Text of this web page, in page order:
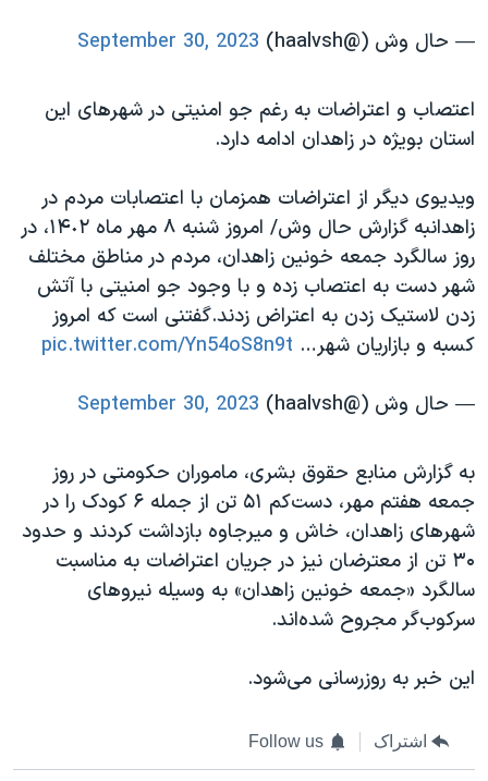
— حال وش (@haalvsh)
September 30, 2023
اعتصاب و اعتراضات به رغم جو امنیتی در شهرهای این
استان بویژه در زاهدان ادامه دارد.
ویدیوی دیگر از اعتراضات همزمان با اعتصابات مردم در
زاهدانبه گزارش حال وش/ امروز شنبه ٨ مهر ماه ١۴٠٢، در
روز سالگرد جمعه خونین زاهدان، مردم در مناطق مختلف
شهر دست به اعتصاب زده و با وجود جو امنیتی با آتش
زدن لاستیک زدن به اعتراض زدند.گفتنی است که امروز
کسبه و بازاریان شهر… pic.twitter.com/Yn54oS8n9t
— حال وش (@haalvsh)
September 30, 2023
به گزارش منابع حقوق بشری، ماموران حکومتی در روز
جمعه هفتم مهر، دست‌کم ۵۱ تن از جمله ۶ کودک را در
شهرهای زاهدان، خاش و میرجاوه بازداشت کردند و حدود
۳۰ تن از معترضان نیز در جریان اعتراضات به مناسبت
سالگرد «جمعه خونین زاهدان» به وسیله نیروهای
سرکوب‌گر مجروح شده‌اند.
این خبر به روزرسانی می‌شود.
اشتراک Follow us